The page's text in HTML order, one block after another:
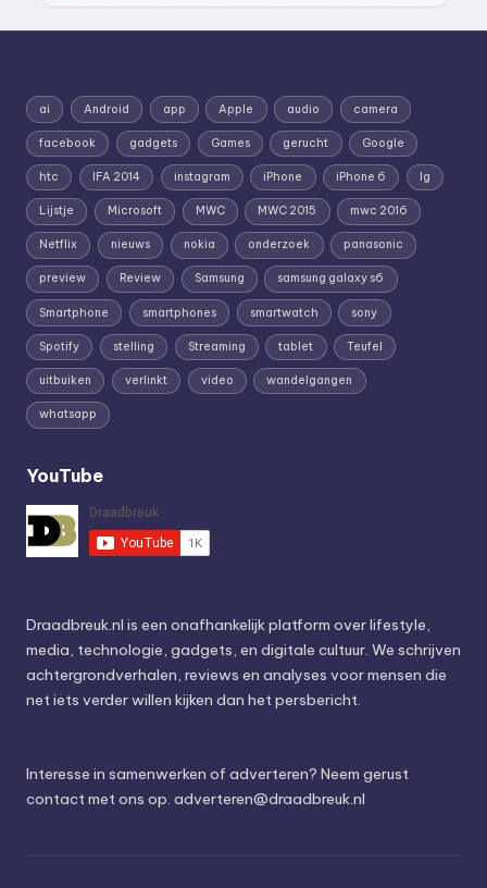
ai Android app Apple audio camera
facebook gadgets Games gerucht Google
htc IFA 2014 instagram iPhone iPhone 6 lg
Lijstje Microsoft MWC MWC 2015 mwc 2016
Netflix nieuws nokia onderzoek panasonic
preview Review Samsung samsung galaxy s6
Smartphone smartphones smartwatch sony
Spotify stelling Streaming tablet Teufel
uitbuiken verlinkt video wandelgangen
whatsapp
YouTube
Draadbreuk.nl is een onafhankelijk platform over lifestyle,
media, technologie, gadgets, en digitale cultuur. We schrijven
achtergrondverhalen, reviews en analyses voor mensen die
net iets verder willen kijken dan het persbericht.
Interesse in samenwerken of adverteren? Neem gerust
contact met ons op. adverteren@draadbreuk.nl